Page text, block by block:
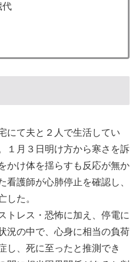
代
にて夫と２人で生活してい
１月３日明け方から寒さを訴
かけ体を揺らすも反応が無か
看護師が心肺停止を確認し、
した。
トレス・恐怖に加え、停電に
況の中で、心身に相当の負荷
し、死に至ったと推測でき